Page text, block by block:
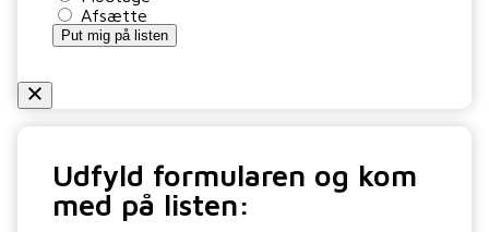
Afsætte
Udfyld formularen og kom
med på listen: